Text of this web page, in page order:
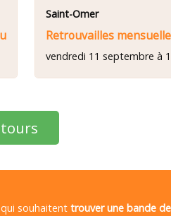
avez dit Solo?
Saint-Omer
Retrouvailles
vendredi 11 septembre à
souhaitent trouver une bande